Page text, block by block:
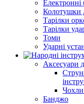
Електронні
Колотушки
Тарілки
Тарілки
Томи
Ударні
Аксесуари
Чохли
Банджо